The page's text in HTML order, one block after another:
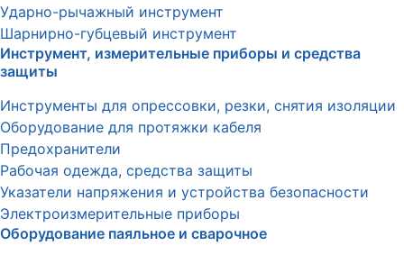
Ударно-рычажный инструмент
Шарнирно-губцевый инструмент
Инструмент, измерительные приборы и средства
защиты
Инструменты для опрессовки, резки, снятия изоляции
Оборудование для протяжки кабеля
Предохранители
Рабочая одежда, средства защиты
Указатели напряжения и устройства безопасности
Электроизмерительные приборы
Оборудование паяльное и сварочное